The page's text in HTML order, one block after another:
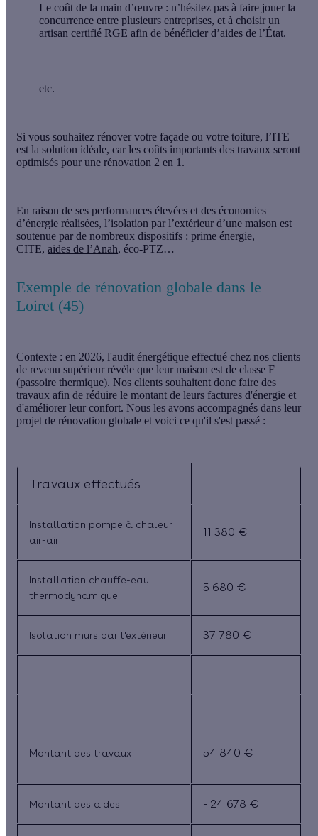
Le coût de la main d’œuvre : n’hésitez pas à faire jouer la
concurrence entre plusieurs entreprises, et à choisir un
artisan certifié RGE afin de bénéficier d’aides de l’État.
etc.
Si vous souhaitez rénover votre façade ou votre toiture, l’ITE
est la solution idéale, car les coûts importants des travaux seront
optimisés pour une rénovation 2 en 1.
En raison de ses performances élevées et des économies
d’énergie réalisées, l’isolation par l’extérieur d’une maison est
soutenue par de nombreux dispositifs : prime énergie,
CITE, aides de l’Anah, éco-PTZ…
Exemple de rénovation globale dans le
Loiret (45)
Contexte : en 2026, l'audit énergétique effectué chez nos clients
de revenu supérieur révèle que leur maison est de classe F
(passoire thermique). Nos clients souhaitent donc faire des
travaux afin de réduire le montant de leurs factures d'énergie et
d'améliorer leur confort. Nous les avons accompagnés dans leur
projet de rénovation globale et voici ce qu'il s'est passé :
Travaux effectués
Installation pompe à chaleur
air-air
11 380 €
Installation chauffe-eau
thermodynamique
5 680 €
Isolation murs par l'extérieur 37 780 €
Montant des travaux 54 840 €
Montant des aides - 24 678 €